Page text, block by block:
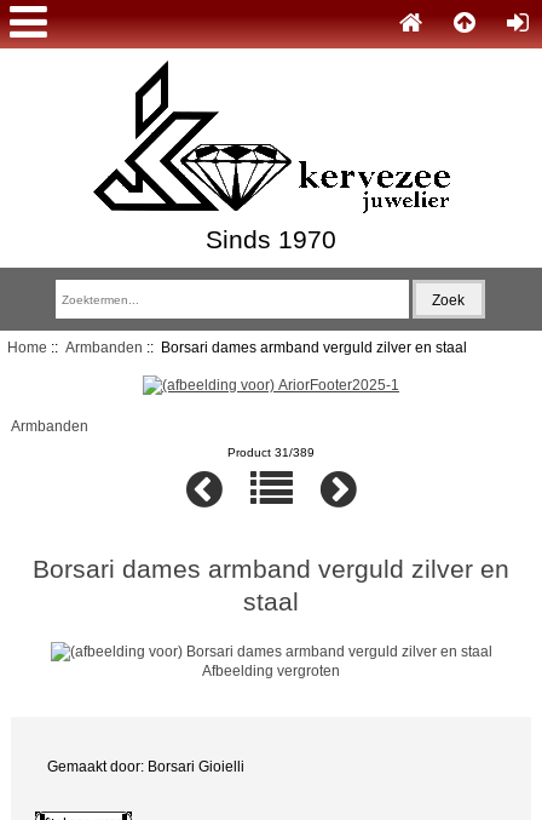
Sinds 1970
Home :: Armbanden :: Borsari dames armband verguld zilver en staal
Armbanden
Product 31/389
Borsari dames armband verguld zilver en
staal
Afbeelding vergroten
Gemaakt door: Borsari Gioielli